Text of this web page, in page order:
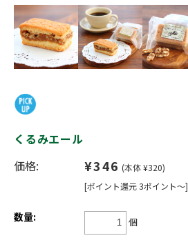
くるみエール
価格:
¥346 (本体 ¥320)
[ポイント還元 3ポイント～]
数量: 個